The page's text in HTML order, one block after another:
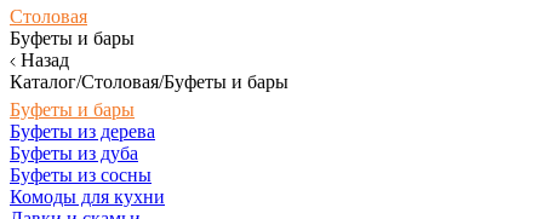
Столовая
Буфеты и бары
Назад
Каталог/Столовая/Буфеты и бары
Буфеты и бары
Буфеты из дерева
Буфеты из дуба
Буфеты из сосны
Комоды для кухни